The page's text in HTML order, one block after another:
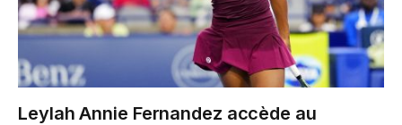
Leylah Annie Fernandez accède au